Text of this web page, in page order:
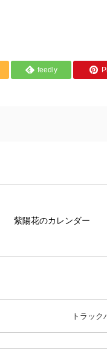
feedly
紫陽花のカレンダー
トラック